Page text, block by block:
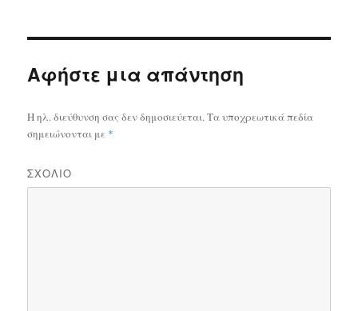
Αφήστε μια απάντηση
Η ηλ. διεύθυνση σας δεν δημοσιεύεται.Τα υποχρεωτικά πεδία
σημειώνονται με *
ΣΧΌΛΙΟ